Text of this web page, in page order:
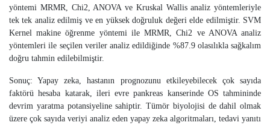
yöntemi MRMR, Chi2, ANOVA ve Kruskal Wallis analiz yöntemleriyle
tek tek analiz edilmiş ve en yüksek doğruluk değeri elde edilmiştir. SVM
Kernel makine öğrenme yöntemi ile MRMR, Chi2 ve ANOVA analiz
yöntemleri ile seçilen veriler analiz edildiğinde %87.9 olasılıkla sağkalım
doğru tahmin edilebilmiştir.
Sonuç: Yapay zeka, hastanın prognozunu etkileyebilecek çok sayıda
faktörü hesaba katarak, ileri evre pankreas kanserinde OS tahmininde
devrim yaratma potansiyeline sahiptir. Tümör biyolojisi de dahil olmak
üzere çok sayıda veriyi analiz eden yapay zeka algoritmaları, tedavi yanıtı